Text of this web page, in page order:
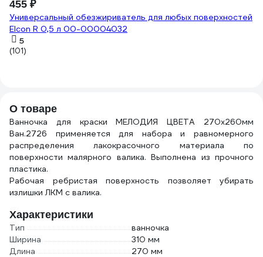
455 ₽
Универсальный обезжириватель для любых поверхностей
Elcon R 0,5 л 00-00004032
5
(101)
О товаре
Ванночка для краски МЕЛОДИЯ ЦВЕТА 270х260мм
Ван.2726 применяется для набора и равномерного
распределения лакокрасочного материала по
поверхности малярного валика. Выполнена из прочного
пластика.
Рабочая ребристая поверхность позволяет убирать
излишки ЛКМ с валика.
Характеристики
Тип
ванночка
Ширина
310 мм
Длина
270 мм